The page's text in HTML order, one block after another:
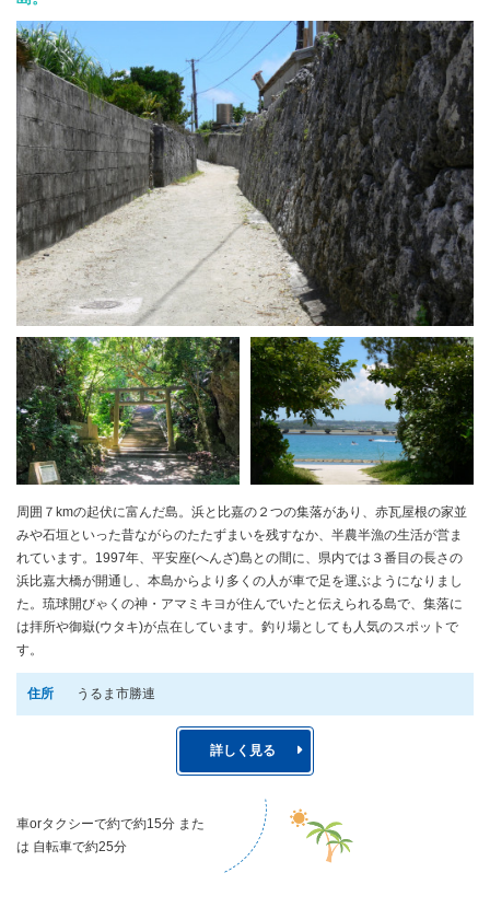
周囲７kmの起伏に富んだ島。浜と比嘉の２つの集落があり、赤瓦屋根の家並
みや石垣といった昔ながらのたたずまいを残すなか、半農半漁の生活が営ま
れています。1997年、平安座(へんざ)島との間に、県内では３番目の長さの
浜比嘉大橋が開通し、本島からより多くの人が車で足を運ぶようになりまし
た。琉球開びゃくの神・アマミキヨが住んでいたと伝えられる島で、集落に
は拝所や御嶽(ウタキ)が点在しています。釣り場としても人気のスポットで
す。
住所 うるま市勝連
詳しく見る
車orタクシーで約で約15分 また
は 自転車で約25分